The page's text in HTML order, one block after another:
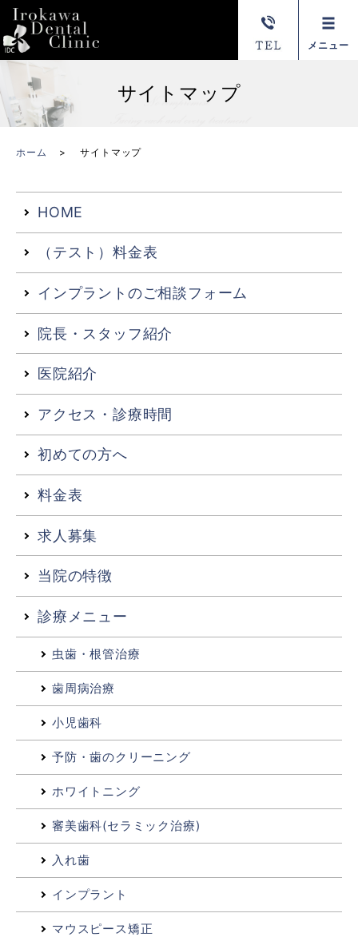
メニュー
サイトマップ
ホーム サイトマップ
HOME
（テスト）料金表
インプラントのご相談フォーム
院長・スタッフ紹介
医院紹介
アクセス・診療時間
初めての方へ
料金表
求人募集
当院の特徴
診療メニュー
虫歯・根管治療
歯周病治療
小児歯科
予防・歯のクリーニング
ホワイトニング
審美歯科(セラミック治療)
入れ歯
インプラント
マウスピース矯正